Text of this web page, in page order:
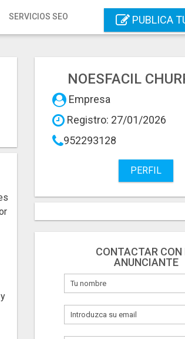
SERVICIOS SEO PUBLICA
NOESFACIL
Empresa
Registro: 27/01/2026
952293128
PERFIL
CONTACTAR CON
ANUNCIANTE